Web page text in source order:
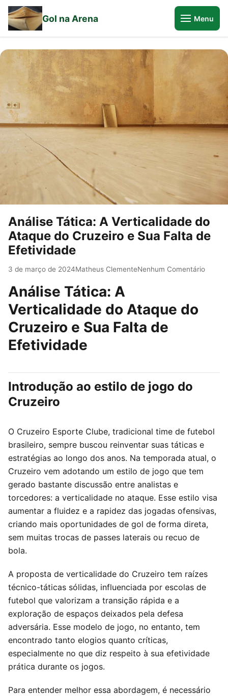
Gol na Arena Menu
Análise Tática: A Verticalidade do
Ataque do Cruzeiro e Sua Falta de
Efetividade
3 de março de 2024Matheus ClementeNenhum Comentário
Análise Tática: A
Verticalidade do Ataque do
Cruzeiro e Sua Falta de
Efetividade
Introdução ao estilo de jogo do
Cruzeiro
O Cruzeiro Esporte Clube, tradicional time de futebol
brasileiro, sempre buscou reinventar suas táticas e
estratégias ao longo dos anos. Na temporada atual, o
Cruzeiro vem adotando um estilo de jogo que tem
gerado bastante discussão entre analistas e
torcedores: a verticalidade no ataque. Esse estilo visa
aumentar a fluidez e a rapidez das jogadas ofensivas,
criando mais oportunidades de gol de forma direta,
sem muitas trocas de passes laterais ou recuo de
bola.
A proposta de verticalidade do Cruzeiro tem raízes
técnico-táticas sólidas, influenciada por escolas de
futebol que valorizam a transição rápida e a
exploração de espaços deixados pela defesa
adversária. Esse modelo de jogo, no entanto, tem
encontrado tanto elogios quanto críticas,
especialmente no que diz respeito à sua efetividade
prática durante os jogos.
Para entender melhor essa abordagem, é necessário